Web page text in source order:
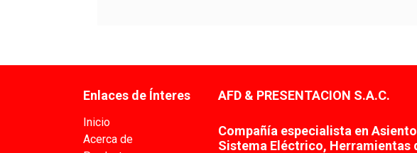
Enlaces de Ínteres
Inicio
Acerca de
AFD & PRESENTACION S.A.C.
Compañía especialista en
Sistema Eléctrico, Herramientas